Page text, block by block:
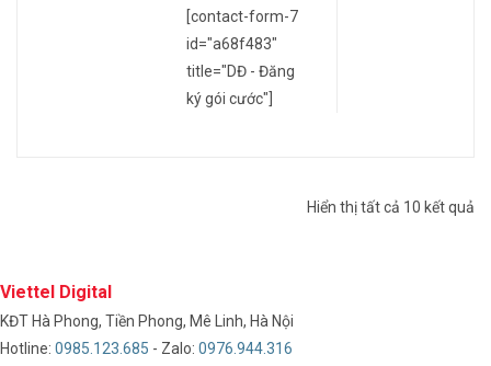
[contact-form-7
id="a68f483"
title="DĐ - Đăng
ký gói cước"]
Hiển thị tất cả 10 kết quả
Viettel Digital
KĐT Hà Phong, Tiền Phong, Mê Linh, Hà Nội
Hotline: 0985.123.685 - Zalo: 0976.944.316